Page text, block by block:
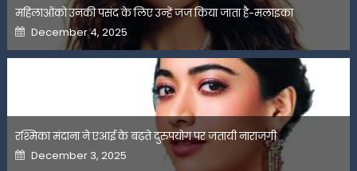
महिलाओंको उनकी पसंद के लिए उन्हें जज किया जाता है-मलाइका
Posted
on
December 4, 2025
रश्मिका मंदाना ने एआई के बढ़ते दुरुपयोग पर जतायी नाराजगी
Posted
on
December 3, 2025